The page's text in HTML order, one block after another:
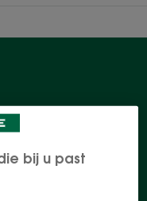
combineert de
bij u past